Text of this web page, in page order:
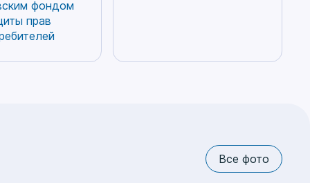
фондом
прав
Все фото